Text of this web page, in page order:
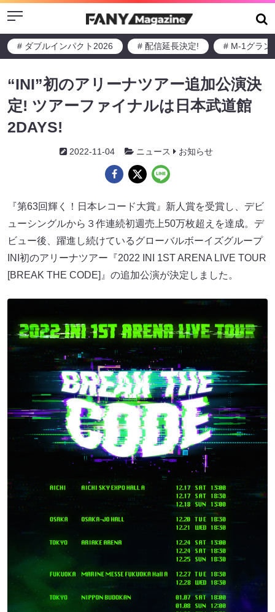
Menu
# ダブルインパクト2026 # 配信延長決定! # M-1グラン
“INI”初のアリーナツアー追加公演決
定! ツアーファイナルは日本武道館
2DAYS!
2022-11-04 ニュース お知らせ
『第63回輝く！日本レコード大賞』新人賞を受賞し、デビ
ューシングルから３作連続初週売上50万枚超えを達成。デ
ビュー後、躍進し続けているグローバルボーイズグループ
INI初のアリーナツアー『2022 INI 1ST ARENA LIVE TOUR
[BREAK THE CODE]』の追加公演が決定しました。